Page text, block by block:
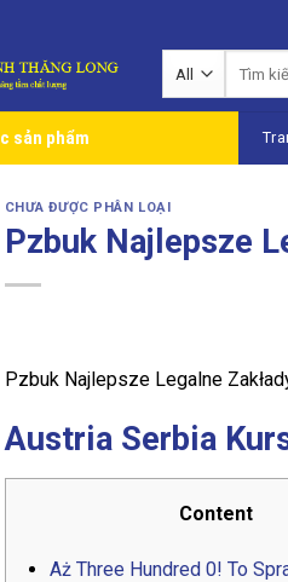
kiếm:
sản phẩm
CHƯA ĐƯỢC PHÂN LOẠI
Pzbuk Najlepsze
Pzbuk Najlepsze Legalne
Austria Serbia
Content
Aż Three Hundred 0! To